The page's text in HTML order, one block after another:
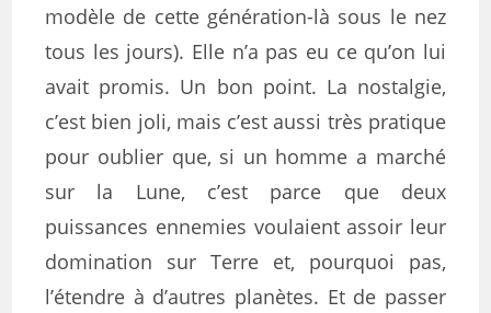
modèle de cette génération-là sous le nez
tous les jours). Elle n’a pas eu ce qu’on lui
avait promis. Un bon point. La nostalgie,
c’est bien joli, mais c’est aussi très pratique
pour oublier que, si un homme a marché
sur la Lune, c’est parce que deux
puissances ennemies voulaient assoir leur
domination sur Terre et, pourquoi pas,
l’étendre à d’autres planètes. Et de passer